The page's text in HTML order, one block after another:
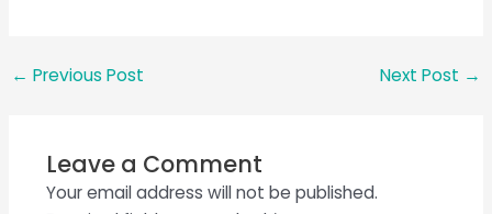
← Previous Post Next Post →
Leave a Comment
Your email address will not be published.